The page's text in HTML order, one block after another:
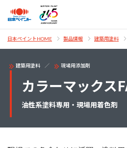
日本ペイントHOME 製品情報 建築用塗料
建築用塗料 現場用添加剤
カラーマックス
油性系塗料専用・現場用着色剤